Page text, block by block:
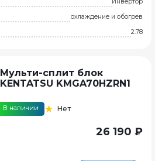
Инвертор
охлаждение и обогрев
2.78
Мульти-сплит блок
KENTATSU KMGA70HZRN1
В наличии Нет
26 190 ₽